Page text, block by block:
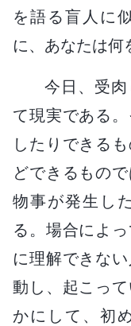
を語る盲人に
に、あなたは何
今日、受
て現実である
したりできる
どできるもの
物事が発生し
る。場合によ
に理解できな
動し、起こっ
かにして、初